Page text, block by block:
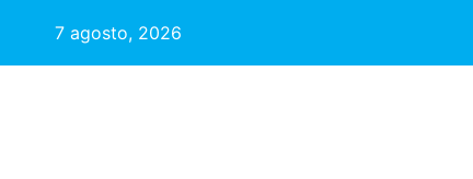
7 agosto, 2026